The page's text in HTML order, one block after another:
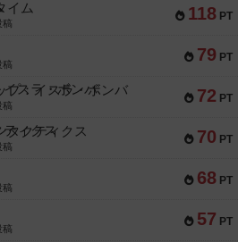
118 PT
イム
稿
79 PT
稿
72 PT
プ：イスラ・ボンバ
稿
70 PT
タクティクス
稿
68 PT
稿
57 PT
稿